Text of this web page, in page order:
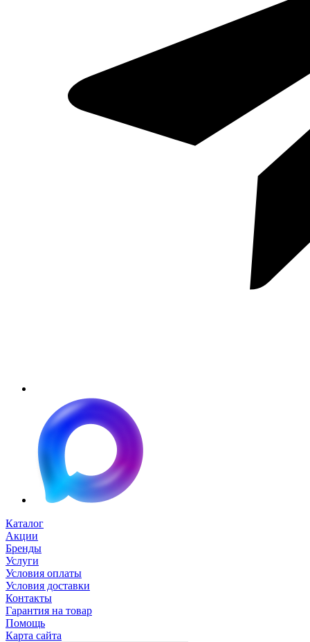
Каталог
Акции
Бренды
Услуги
Условия оплаты
Условия доставки
Контакты
Гарантия на товар
Помощь
Карта сайта